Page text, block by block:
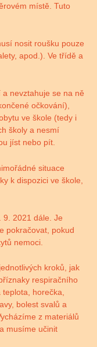
místě. Tuto
nosit roušku pouze
apod.). Ve třídě a
nevztahuje se na ně
očkování),
ve škole (tedy i
školy a nesmí
jíst nebo pít.
situace
k dispozici ve škole,
9. 2021 dále. Je
pokračovat, pokud
nemoci.
kroků, jak
respiračního
horečka,
bolest svalů a
z materiálů
musíme učinit